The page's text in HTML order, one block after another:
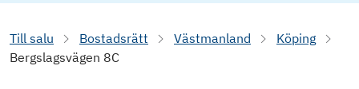
Till salu Bostadsrätt Västmanland
Köping
Bergslagsvägen 8C